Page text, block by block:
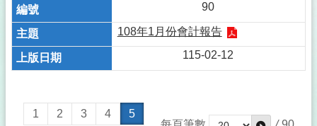
90
108年1月份會計報告
115-02-12
1 2 3 4
5